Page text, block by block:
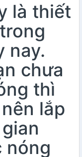
là thiết
nay.
chưa
thì
lắp
nóng